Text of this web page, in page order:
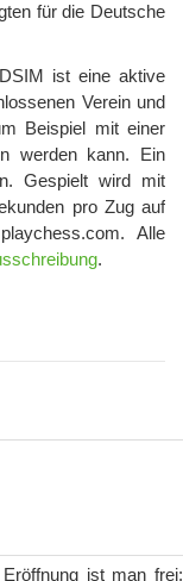
für die Deutsche
ist eine aktive
Verein und
Beispiel mit einer
werden kann. Ein
Gespielt wird mit
pro Zug auf
Alle
.
ist man frei;